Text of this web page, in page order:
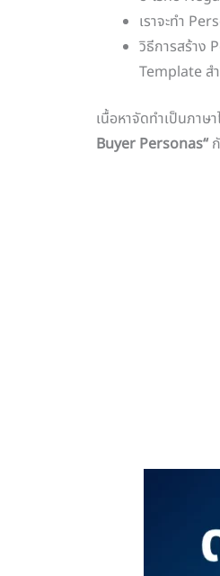
เราจะทำ
วิธีการสร้าง
Template ส
เนื้อหาจัดทำเป็นภา
Buyer Personas“